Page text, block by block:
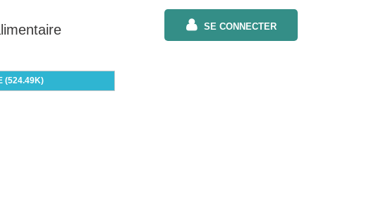
(524.49K)
SE CONNECTER